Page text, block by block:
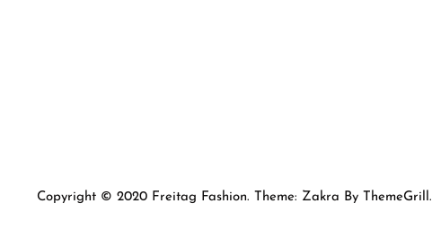
Copyright © 2020 Freitag Fashion. Theme: Zakra By ThemeGrill.